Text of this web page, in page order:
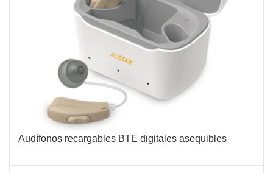
Audífonos recargables BTE digitales asequibles